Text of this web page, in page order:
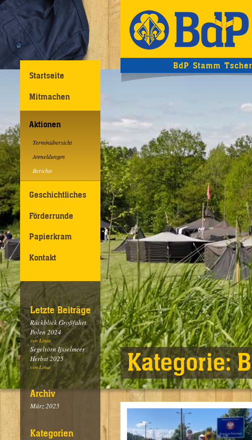
BdP Stamm
Startseite
Mitmachen
Aktionen
Terminübersicht
Anmeldungen
Berichte
Geschichtliches
Förderrunde
Papierkram
Kontakt
Letzte Beiträge
Rückblick Großfahrt
Polen 2024
von Linus
Segeltörn Ijsselmeer
Herbst 2025
von Linus
Archiv
März 2025
Kategorien
Kategorie: